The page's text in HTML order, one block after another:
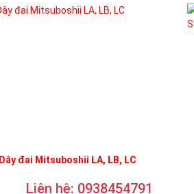
Dây đai Mitsuboshii LA, LB, LC
Liên hệ: 0938454791